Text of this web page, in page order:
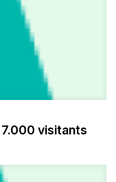
visitants